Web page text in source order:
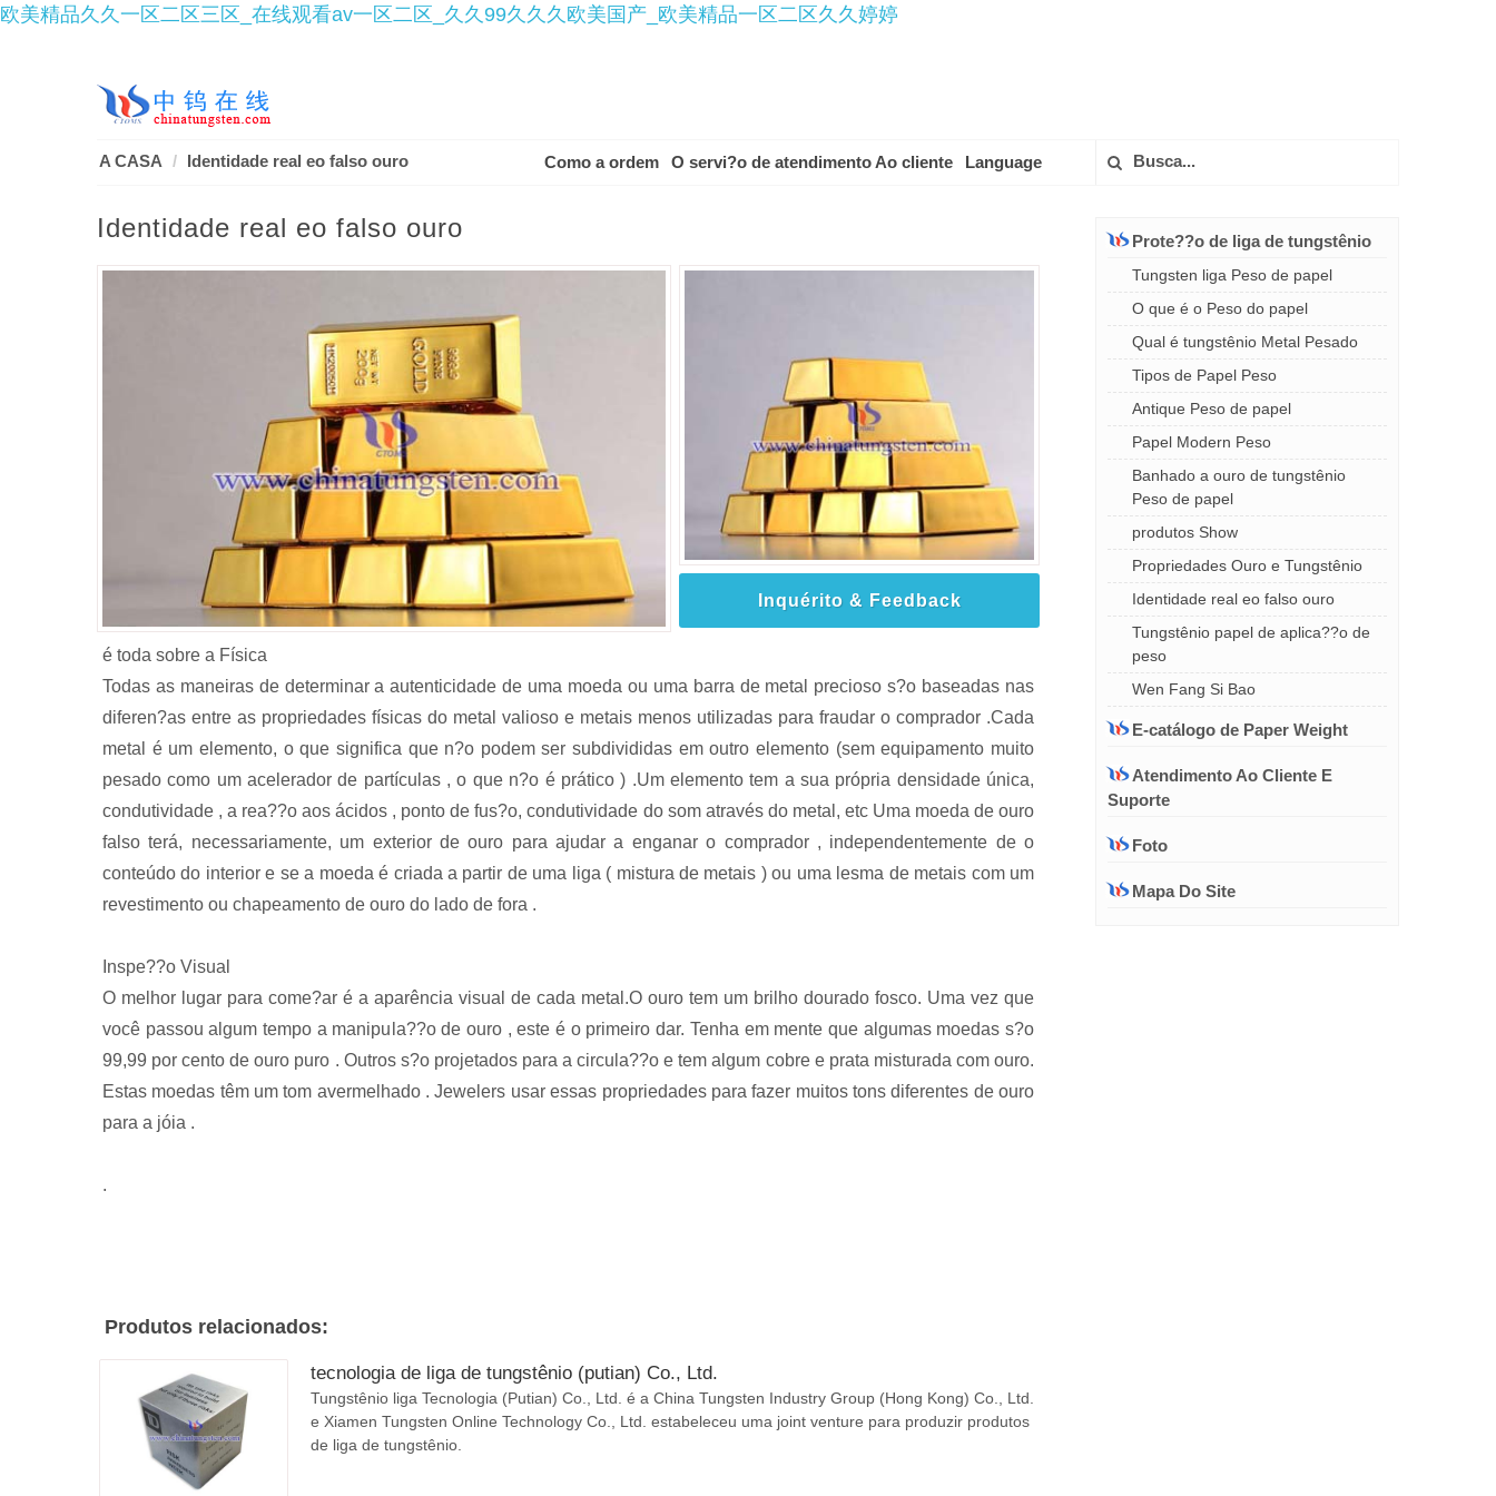
欧美精品久久一区二区三区_在线观看av一区二区_久久99久久久欧美国产_欧美精品一区二区久久婷婷
A CASA Identidade real eo falso ouro Como a ordem O servi?o de atendimento Ao cliente Language
Identidade real eo falso ouro
Inquérito & Feedback
é toda sobre a Física
Todas as maneiras de determinar a autenticidade de uma moeda ou uma barra de metal precioso s?o baseadas nas
diferen?as entre as propriedades físicas do metal valioso e metais menos utilizadas para fraudar o comprador .Cada
metal é um elemento, o que significa que n?o podem ser subdivididas em outro elemento (sem equipamento muito
pesado como um acelerador de partículas , o que n?o é prático ) .Um elemento tem a sua própria densidade única,
condutividade , a rea??o aos ácidos , ponto de fus?o, condutividade do som através do metal, etc Uma moeda de ouro
falso terá, necessariamente, um exterior de ouro para ajudar a enganar o comprador , independentemente de o
conteúdo do interior e se a moeda é criada a partir de uma liga ( mistura de metais ) ou uma lesma de metais com um
revestimento ou chapeamento de ouro do lado de fora .
Inspe??o Visual
O melhor lugar para come?ar é a aparência visual de cada metal.O ouro tem um brilho dourado fosco. Uma vez que
você passou algum tempo a manipula??o de ouro , este é o primeiro dar. Tenha em mente que algumas moedas s?o
99,99 por cento de ouro puro . Outros s?o projetados para a circula??o e tem algum cobre e prata misturada com ouro.
Estas moedas têm um tom avermelhado . Jewelers usar essas propriedades para fazer muitos tons diferentes de ouro
para a jóia .
.
Produtos relacionados:
tecnologia de liga de tungstênio (putian) Co., Ltd.
Tungstênio liga Tecnologia (Putian) Co., Ltd. é a China Tungsten Industry Group (Hong Kong) Co., Ltd.
e Xiamen Tungsten Online Technology Co., Ltd. estabeleceu uma joint venture para produzir produtos
de liga de tungstênio.
Prote??o de liga de tungstênio
Tungsten liga Peso de papel
O que é o Peso do papel
Qual é tungstênio Metal Pesado
Tipos de Papel Peso
Antique Peso de papel
Papel Modern Peso
Banhado a ouro de tungstênio
Peso de papel
produtos Show
Propriedades Ouro e Tungstênio
Identidade real eo falso ouro
Tungstênio papel de aplica??o de
peso
Wen Fang Si Bao
E-catálogo de Paper Weight
Atendimento Ao Cliente E
Suporte
Foto
Mapa Do Site